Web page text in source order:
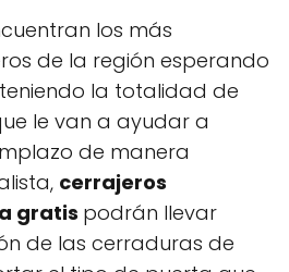
los más
de la región esperando
la totalidad de
le van a ayudar a
de manera
cerrajeros
gratis podrán llevar
de las cerraduras de